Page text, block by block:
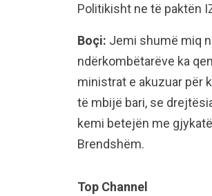
Politikisht ne të paktën
Boçi: Jemi shumë miq
ndërkombëtarëve ka
ministrat e akuzuar për
të mbijë bari, se
kemi betejën me
Brendshëm.
Top Channel